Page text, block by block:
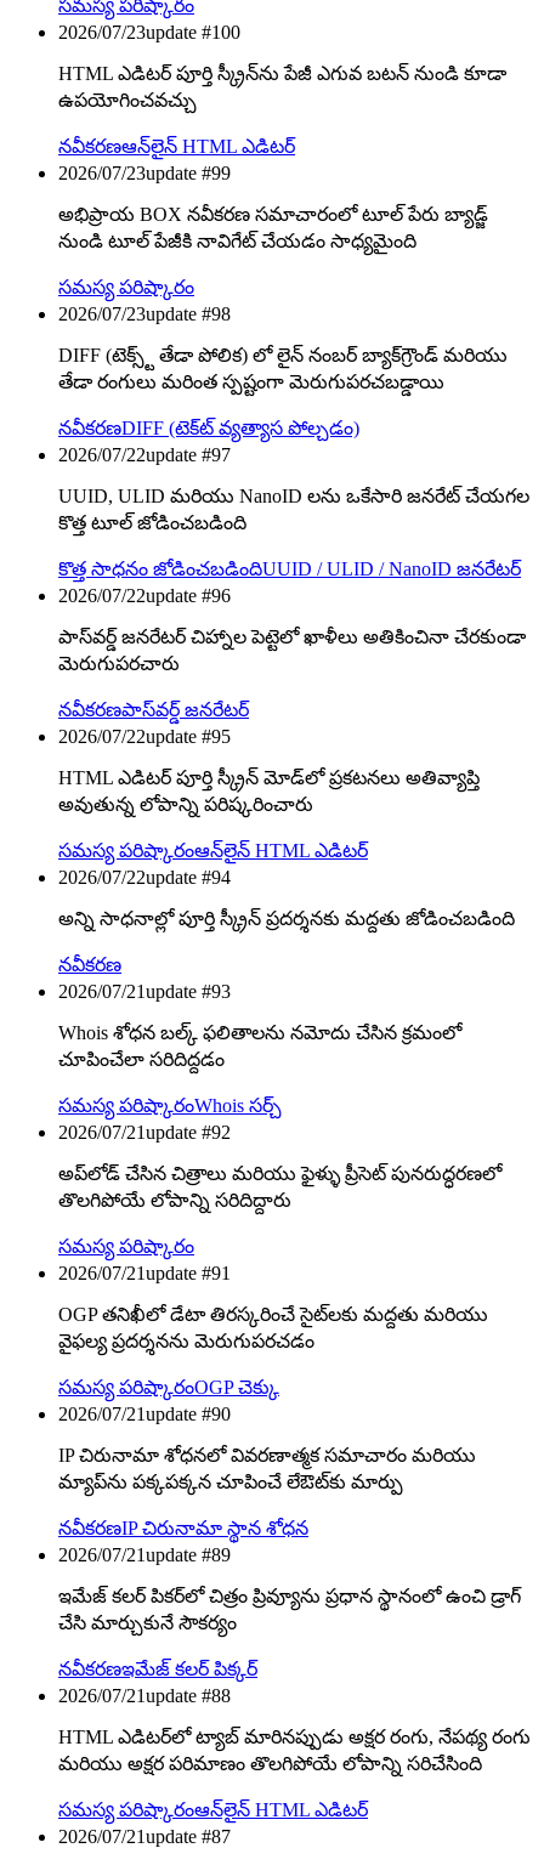
సమస్య పరిష్కారం
2026/07/23update #100
HTML ఎడిటర్ పూర్తి స్క్రీన్‌ను పేజీ ఎగువ బటన్ నుండి కూడా
ఉపయోగించవచ్చు
నవీకరణఆన్‌లైన్ HTML ఎడిటర్
2026/07/23update #99
అభిప్రాయ BOX నవీకరణ సమాచారంలో టూల్ పేరు బ్యాడ్జ్
నుండి టూల్ పేజీకి నావిగేట్ చేయడం సాధ్యమైంది
సమస్య పరిష్కారం
2026/07/23update #98
DIFF (టెక్స్ట్ తేడా పోలిక) లో లైన్ నంబర్ బ్యాక్‌గ్రౌండ్ మరియు
తేడా రంగులు మరింత స్పష్టంగా మెరుగుపరచబడ్డాయి
నవీకరణDIFF (టెక్‌ట్ వ్యత్యాస పోల్చడం)
2026/07/22update #97
UUID, ULID మరియు NanoID లను ఒకేసారి జనరేట్ చేయగల
కొత్త టూల్ జోడించబడింది
కొత్త సాధనం జోడించబడిందిUUID / ULID / NanoID జనరేటర్
2026/07/22update #96
పాస్‌వర్డ్ జనరేటర్ చిహ్నాల పెట్టెలో ఖాళీలు అతికించినా చేరకుండా
మెరుగుపరచారు
నవీకరణపాస్‌వర్డ్ జనరేటర్
2026/07/22update #95
HTML ఎడిటర్ పూర్తి స్క్రీన్ మోడ్‌లో ప్రకటనలు అతివ్యాప్తి
అవుతున్న లోపాన్ని పరిష్కరించారు
సమస్య పరిష్కారంఆన్‌లైన్ HTML ఎడిటర్
2026/07/22update #94
అన్ని సాధనాల్లో పూర్తి స్క్రీన్ ప్రదర్శనకు మద్దతు జోడించబడింది
నవీకరణ
2026/07/21update #93
Whois శోధన బల్క్ ఫలితాలను నమోదు చేసిన క్రమంలో
చూపించేలా సరిదిద్దడం
సమస్య పరిష్కారంWhois సర్చ్
2026/07/21update #92
అప్‌లోడ్ చేసిన చిత్రాలు మరియు ఫైళ్ళు ప్రీసెట్ పునరుద్ధరణలో
తొలగిపోయే లోపాన్ని సరిదిద్దారు
సమస్య పరిష్కారం
2026/07/21update #91
OGP తనిఖీలో డేటా తిరస్కరించే సైట్‌లకు మద్దతు మరియు
వైఫల్య ప్రదర్శనను మెరుగుపరచడం
సమస్య పరిష్కారంOGP చెక్కు
2026/07/21update #90
IP చిరునామా శోధనలో వివరణాత్మక సమాచారం మరియు
మ్యాప్‌ను పక్కపక్కన చూపించే లేఔట్‌కు మార్పు
నవీకరణIP చిరునామా స్థాన శోధన
2026/07/21update #89
ఇమేజ్ కలర్ పికర్‌లో చిత్రం ప్రివ్యూను ప్రధాన స్థానంలో ఉంచి డ్రాగ్
చేసి మార్చుకునే సౌకర్యం
నవీకరణఇమేజ్ కలర్ పిక్కర్
2026/07/21update #88
HTML ఎడిటర్‌లో ట్యాబ్ మారినప్పుడు అక్షర రంగు, నేపథ్య రంగు
మరియు అక్షర పరిమాణం తొలగిపోయే లోపాన్ని సరిచేసింది
సమస్య పరిష్కారంఆన్‌లైన్ HTML ఎడిటర్
2026/07/21update #87